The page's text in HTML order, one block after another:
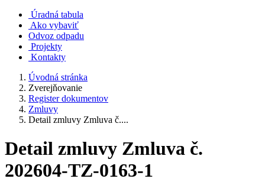
Úradná tabula
Ako vybaviť
Odvoz odpadu
Projekty
Kontakty
Úvodná stránka
Zverejňovanie
Register dokumentov
Zmluvy
Detail zmluvy Zmluva č....
Detail zmluvy Zmluva č.
202604-TZ-0163-1